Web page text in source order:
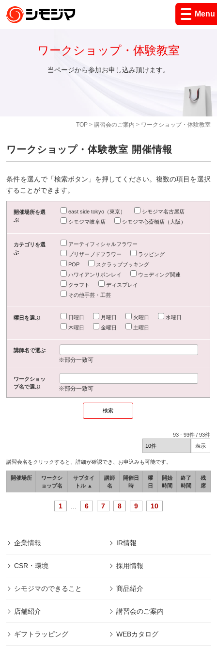
Menu
TOP> 講習会のご案内 > ワークショップ・体験教室
ワークショップ・体験教室
当ページから参加お申し込み頂けます。
ワークショップ・体験教室 開催情報
条件を選んで「検索ボタン」を押してください。複数の項目を選択
することができます。
開催場所を選
ぶ
east side tokyo（東京）
シモジマ名古屋店
シモジマ岐阜店
シモジマ心斎橋店（大阪）
カテゴリを選
ぶ
アーティフィシャルフラワー
プリザーブドフラワー
ラッピング
POP
スクラップブッキング
ハワイアンリボンレイ
ウェディング関連
クラフト
ディスプレイ
その他手芸・工芸
曜日を選ぶ 日曜日 月曜日 火曜日
水曜日
木曜日
金曜日 土曜日
講師名で選ぶ
※部分一致可
ワークショッ
プ名で選ぶ
※部分一致可
93 -93件 /93件
講習会名をクリックすると、詳細が確認でき、お申込みも可能です。
開催場所
ワークシ
ョップ名
サブタイ
トル ▲
講師
名
開催日
時
曜
日
開始
時間
終了
時間
残
席
1 6 7 8 9 10
企業情報 IR情報
CSR・環境 採用情報
シモジマのできること 商品紹介
店舗紹介 講習会のご案内
ギフトラッピング WEBカタログ